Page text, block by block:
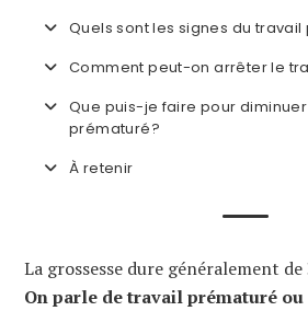
Quels sont les signes du
Comment peut-on arrêter le
Que puis-je faire pour
prématuré?
À retenir
La grossesse dure généralement de
On parle de travail prématuré